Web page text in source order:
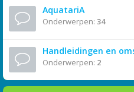
AquatariA
Onderwerpen: 34
Handleidingen en
Onderwerpen: 2